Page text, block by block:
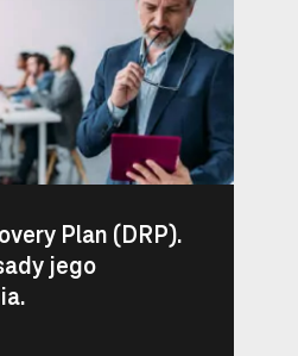
Plan (DRP).
jego